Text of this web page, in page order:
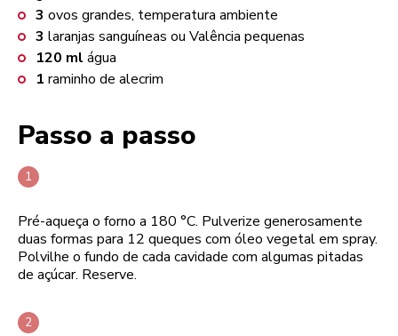
3 ovos grandes, temperatura ambiente
3 laranjas sanguíneas ou Valência pequenas
120 ml água
1 raminho de alecrim
Passo a passo
Pré-aqueça o forno a 180 °C. Pulverize generosamente
duas formas para 12 queques com óleo vegetal em spray.
Polvilhe o fundo de cada cavidade com algumas pitadas
de açúcar. Reserve.